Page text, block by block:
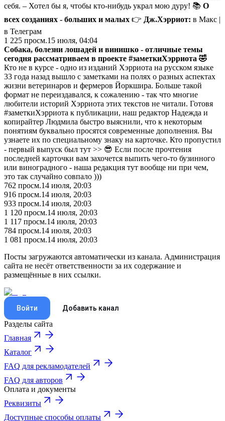
себя. – Хотел бы я, чтобы кто-нибудь украл мою дуру! 📚 О
всех созданиях - больших и малых 👉 Дж.Хэрриот: в Макс |
в Телеграм
1 225 просм.15 июля, 04:04
Собака, болезни лошадей и винишко - отличные темы
сегодня рассматриваем в проекте #заметкиХэрриота 🤣
Кто не в курсе - одно из изданий Хэрриота на русском языке
33 года назад вышло с заметками на полях о разных аспектах
жизни ветеринаров и фермеров Йоркшира. Больше такой
формат не переиздавался, к сожалению - так что многие
любители историй Хэрриота этих текстов не читали. Готовя
#заметкиХэрриота к публикации, наш редактор Надежда и
копирайтер Людмила быстро выяснили, что к некоторым
понятиям буквально просятся современные дополнения. Вы
узнаете их по специальному знаку на карточке. Кто пропустил
- первый выпуск был тут >> 😎 Если после прочтения
последней карточки вам захочется выпить чего-то бузинного
или виноградного - наша редакция тут вообще ни при чем,
это так случайно совпало )))
762 просм.14 июля, 20:03
916 просм.14 июля, 20:03
933 просм.14 июля, 20:03
1 120 просм.14 июля, 20:03
1 117 просм.14 июля, 20:03
784 просм.14 июля, 20:03
1 081 просм.14 июля, 20:03
Посты загружаются автоматически из канала. Администрация
сайта не несёт ответственности за их содержание и
размещённые в них ссылки.
Войти Добавить канал
Разделы сайта
Главная
Каталог
FAQ для рекламодателей
FAQ для авторов
Оплата и документы
Реквизиты
Доступные способы оплаты